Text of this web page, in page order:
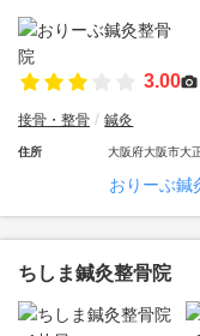
3.00
接骨・整骨 鍼灸
住所 大阪府大阪市大
おりーぶ鍼
ちしま鍼灸整骨院